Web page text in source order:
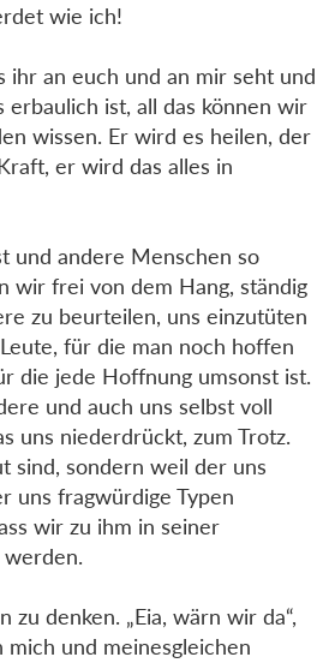
wie ich!
ihr an euch und an mir seht und
erbaulich ist, all das können wir
wissen. Er wird es heilen, der
er wird das alles in
und andere Menschen so
wir frei von dem Hang, ständig
zu beurteilen, uns einzutüten
für die man noch hoffen
die jede Hoffnung umsonst ist.
und auch uns selbst voll
uns niederdrückt, zum Trotz.
sind, sondern weil der uns
uns fragwürdige Typen
wir zu ihm in seiner
zu denken. „Eia, wärn wir da“,
und meinesgleichen